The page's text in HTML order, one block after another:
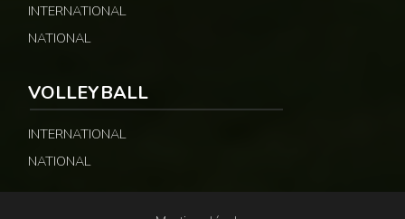
INTERNATIONAL
NATIONAL
VOLLEYBALL
INTERNATIONAL
NATIONAL